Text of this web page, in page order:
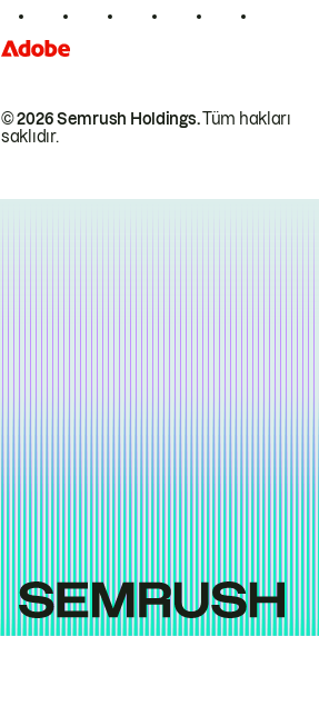
© 2026 Semrush Holdings.Tüm hakları
saklıdır.